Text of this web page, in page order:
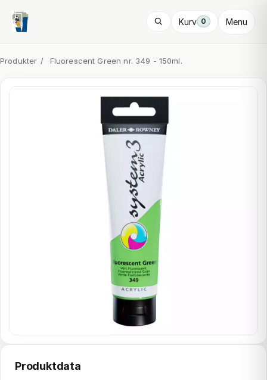
Kurv 0 Menu
Produkter / Fluorescent Green nr. 349 - 150ml.
Produktdata